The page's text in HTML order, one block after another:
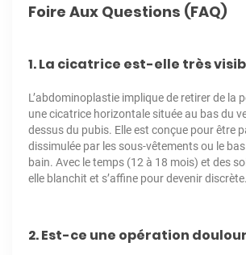
Foire Aux Questions (FAQ)
1. La cicatrice est-elle très
L’abdominoplastie implique de retirer de la
une cicatrice horizontale située au bas du
dessus du pubis. Elle est conçue pour être
dissimulée par les sous-vêtements ou le
bain. Avec le temps (12 à 18 mois) et des
elle blanchit et s’affine pour devenir discrète.
2. Est-ce une opération